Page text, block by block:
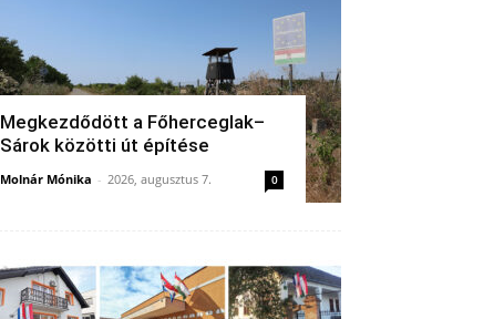
Megkezdődött a Főherceglak–
Sárok közötti út építése
Molnár Mónika - 2026, augusztus 7. 0